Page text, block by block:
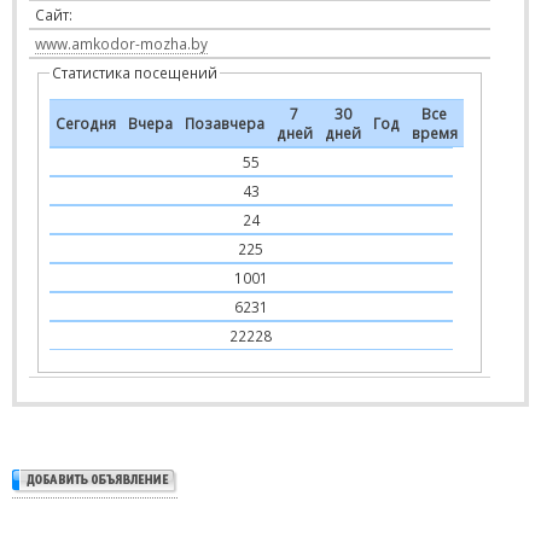
Сайт:
www.amkodor-mozha.by
Статистика посещений
Сегодня Вчера Позавчера
7
дней
30
дней
Год
Все
время
55
43
24
225
1001
6231
22228